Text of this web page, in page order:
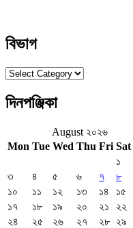
বিভাগ
বিভাগ
দিনপঞ্জিকা
August ২০২৬
Mon Tue Wed Thu Fri Sat
১
৩
৪ ৫ ৬ ৭ ৮
১০
১১ ১২ ১৩ ১৪ ১৫
১৭
১৮ ১৯ ২০ ২১ ২২
২৪
২৫ ২৬ ২৭ ২৮ ২৯